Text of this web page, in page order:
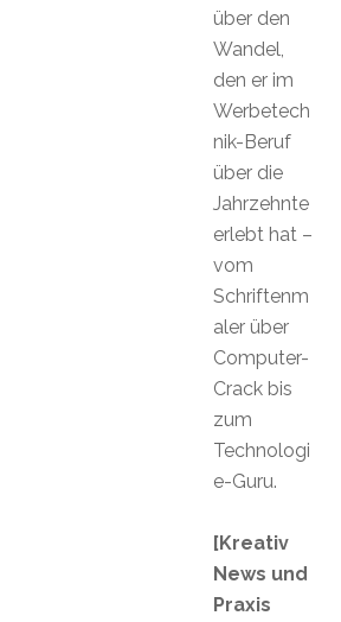
über den
Wandel,
den er im
Werbetech
nik-Beruf
über die
Jahrzehnte
erlebt hat –
vom
Schriftenm
aler über
Computer-
Crack bis
zum
Technologi
e-Guru.
[Kreativ
News und
Praxis